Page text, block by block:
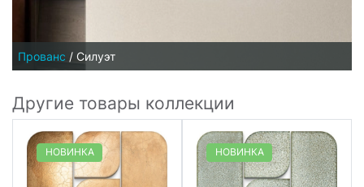
Прованс / Силуэт
Другие товары коллекции
НОВИНКА НОВИНКА